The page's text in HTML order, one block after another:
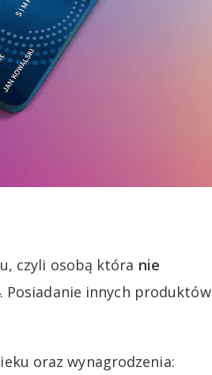
czyli osobą która nie
. Posiadanie innych produktów
oraz wynagrodzenia: